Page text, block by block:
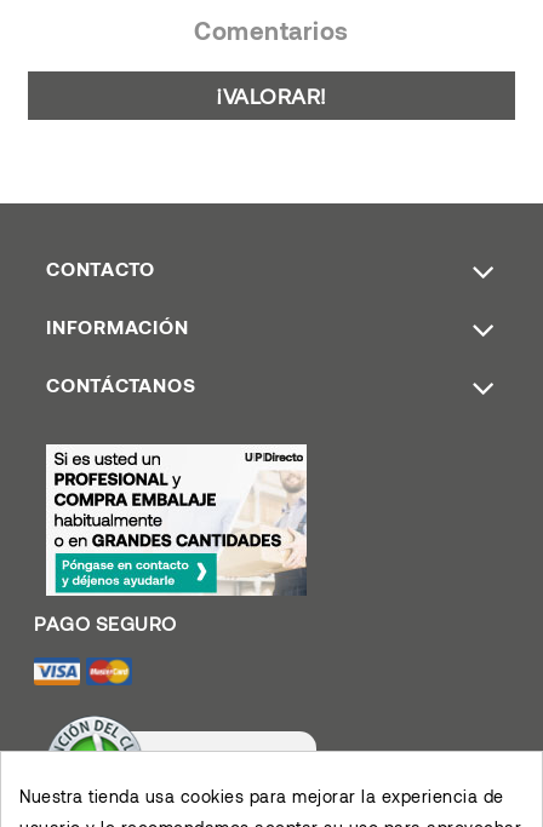
Comentarios
¡VALORAR!
CONTACTO
INFORMACIÓN
CONTÁCTANOS
Nuestra tienda usa cookies para mejorar la experiencia de